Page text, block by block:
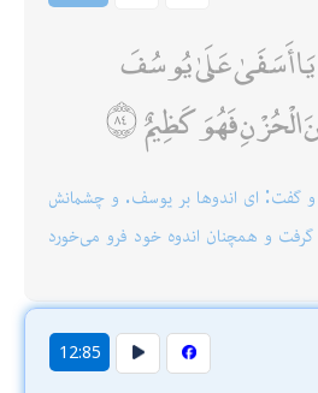
أَسَفَىٰ عَلَىٰ يُوسُفَ
فَهُوَ كَظِيمٌ
و گفت: اى اندوها بر يوسف. و چشمانش
12:85